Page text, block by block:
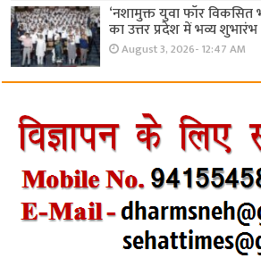
‘नशामुक्त युवा फॉर
का उत्तर प्रदेश में भव्य शुभारंभ
August 3, 2026- 12:47 AM